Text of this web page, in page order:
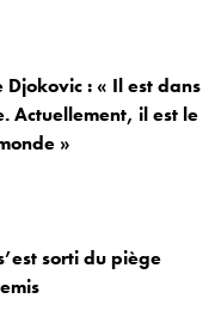
: « Il est dans
Actuellement, il est le
»
sorti du piège